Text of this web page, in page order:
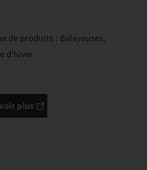
de produits : Balayeuses,
d'hiver
plus